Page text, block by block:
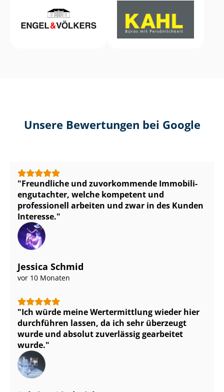
Unsere Bewertungen bei Google
Freundliche und zuvorkommende Im­mo­bi­li­
en­gut­ach­ter, welche kompetent und
professionell arbeiten und zwar in des Kunden
Interesse.
Jessica Schmid
vor 10 Monaten
Ich würde meine Wertermittlung wieder hier
durchführen lassen, da ich sehr überzeugt
wurde und absolut zuverlässig gearbeitet
wurde.